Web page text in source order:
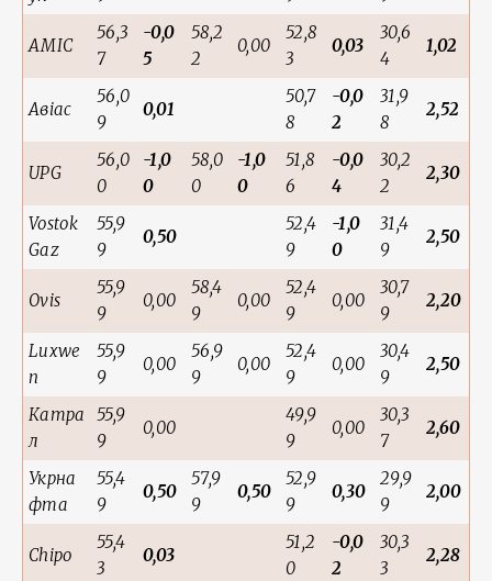
AMIC
56,3
7
-0,0
5
58,2
2
0,00
52,8
3
0,03
30,6
4
1,02
Авіас
56,0
9
0,01
50,7
8
-0,0
2
31,9
8
2,52
UPG
56,0
0
-1,0
0
58,0
0
-1,0
0
51,8
6
-0,0
4
30,2
2
2,30
Vostok
Gaz
55,9
9
0,50
52,4
9
-1,0
0
31,4
9
2,50
Ovis
55,9
9
0,00
58,4
9
0,00
52,4
9
0,00
30,7
9
2,20
Luxwe
n
55,9
9
0,00
56,9
9
0,00
52,4
9
0,00
30,4
9
2,50
Катра
л
55,9
9
0,00
49,9
9
0,00
30,3
7
2,60
Укрна
фта
55,4
9
0,50
57,9
9
0,50
52,9
9
0,30
29,9
9
2,00
Chipo
55,4
3
0,03
51,2
0
-0,0
2
30,3
3
2,28